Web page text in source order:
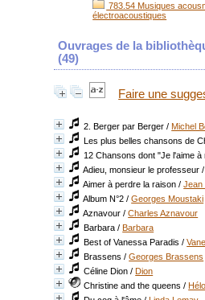
783.54 Musiques
électroacoustiques
Ouvrages de la
(49)
Faire une
2. Berger par Berger /Michel
Les plus belles chansons de
12 Chansons dont "Je l'aime à
Adieu, monsieur le professeur
Aimer à perdre la raison /Jean
Album N°2 /Georges Moustaki
Aznavour /Charles Aznavour
Barbara /Barbara
Best of Vanessa Paradis /
Brassens /Georges Brassens
Céline Dion /Dion
Christine and the queens /